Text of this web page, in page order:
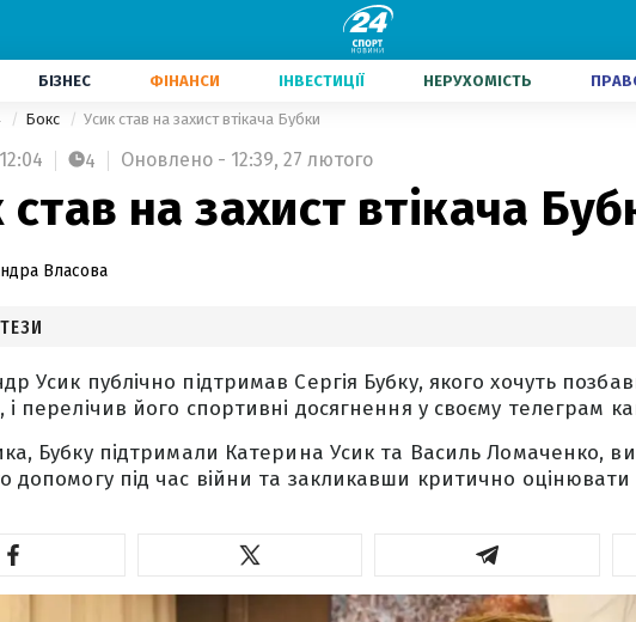
БІЗНЕС ФІНАНСИ ІНВЕСТИЦІЇ НЕРУХОМІСТЬ
Бокс Усик став на захист втікача Бубки
12:04 4 Оновлено - 12:39, 27 лютого
став на захист втікача
Власова
Усик публічно підтримав Сергія Бубку, якого хочуть
і перелічив його спортивні досягнення у своєму телеграм
Бубку підтримали Катерина Усик та Василь Ломаченко,
допомогу під час війни та закликавши критично